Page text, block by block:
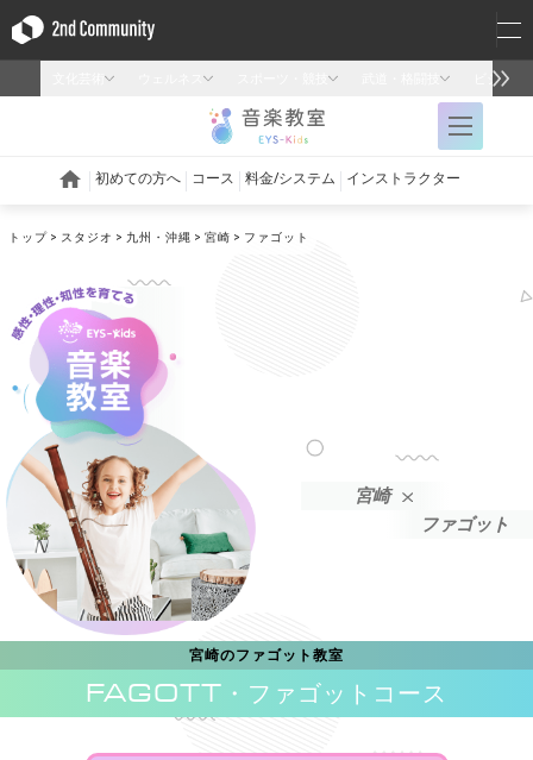
トップ スタジオ 九州・沖縄 宮崎 ファゴット
宮崎
ファゴット
宮崎のファゴット教室
FAGOTT ・ファゴットコース